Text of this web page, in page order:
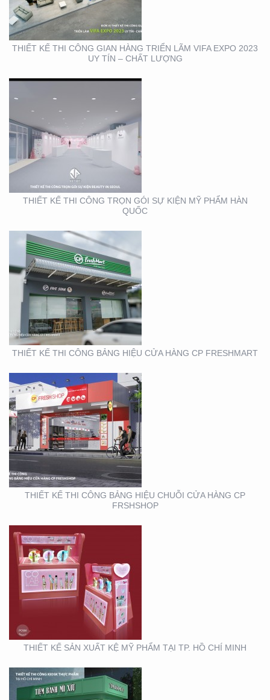
THIẾT KẾ THI CÔNG GIAN HÀNG TRIỂN LÃM VIFA EXPO 2023
UY TÍN – CHẤT LƯỢNG
PHẨM HÀN QUỐC
THIẾT KẾ THI CÔNG TRỌN GÓI SỰ KIỆN MỸ PHẨM HÀN
QUỐC
THIẾT KẾ THI CÔNG
BẢNG HIỆU CỬA HÀNG
CP FRESHMART
THIẾT KẾ THI CÔNG BẢNG HIỆU CỬA HÀNG CP FRESHMART
THIẾT KẾ THI CÔNG
BẢNG HIỆU CHUỖI CỬA
HÀNG CP FRSHSHOP
THIẾT KẾ THI CÔNG BẢNG HIỆU CHUỖI CỬA HÀNG CP
FRSHSHOP
THIẾT KẾ SẢN XUẤT KỆ
MỸ PHẨM TẠI TP. HỒ
CHÍ MINH
THIẾT KẾ SẢN XUẤT KỆ MỸ PHẨM TẠI TP. HỒ CHÍ MINH
THIẾT KẾ THI CÔNG
KIOSK THỰC PHẨM TẠI
TP. HỒ CHÍ MINH